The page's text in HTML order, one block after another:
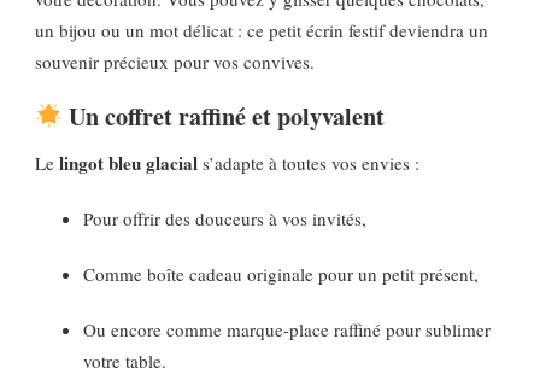
un bijou ou un mot délicat : ce petit écrin festif deviendra un
souvenir précieux pour vos convives.
Un coffret raffiné et polyvalent
Le lingot bleu glacial s’adapte à toutes vos envies :
Pour offrir des douceurs à vos invités,
Comme boîte cadeau originale pour un petit présent,
Ou encore comme marque-place raffiné pour sublimer
votre table.